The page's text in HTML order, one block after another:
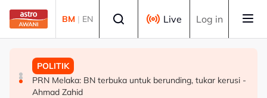
Skip to main content
BM | EN Live Log in
MALAYSIA
Malaysia bakal bina kilang fraksinasi plasma sendiri
dalam tempoh lima tahun - KKM
MALAYSIA
Rundingan import udang Thailand dijangka selesai
pertengahan bulan ini - Mohamad
POLITIK
PRN Melaka: BN terbuka untuk berunding, tukar kerusi -
Ahmad Zahid